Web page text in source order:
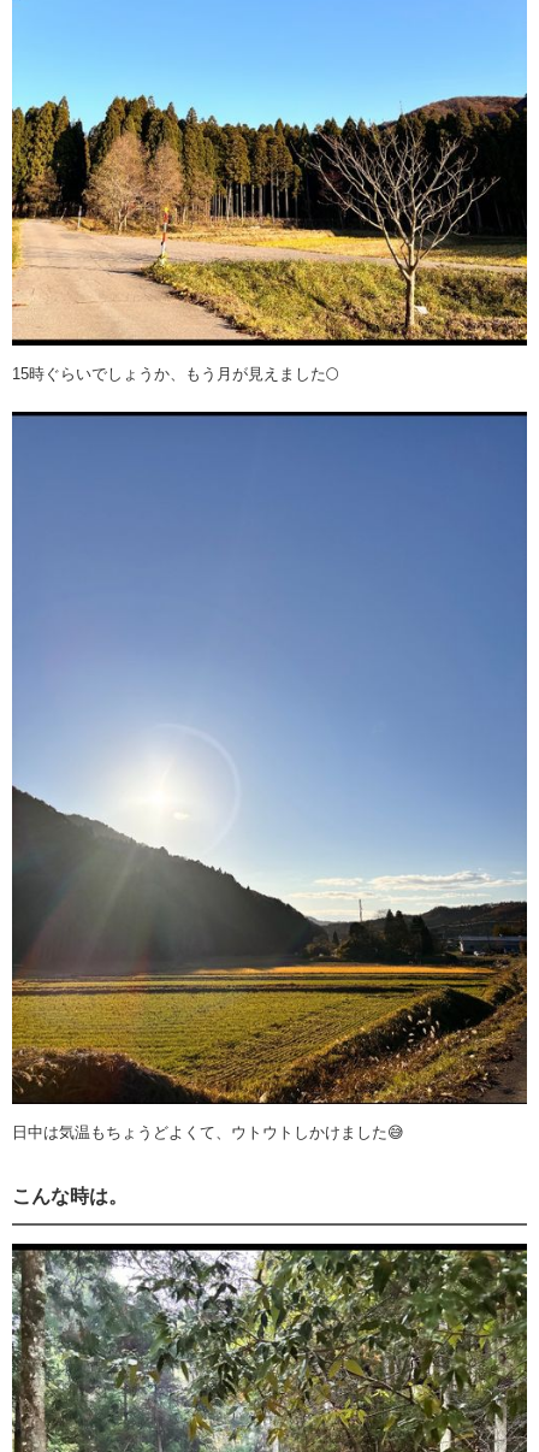
15時ぐらいでしょうか、もう月が見えました🌕
日中は気温もちょうどよくて、ウトウトしかけました😅
こんな時は。